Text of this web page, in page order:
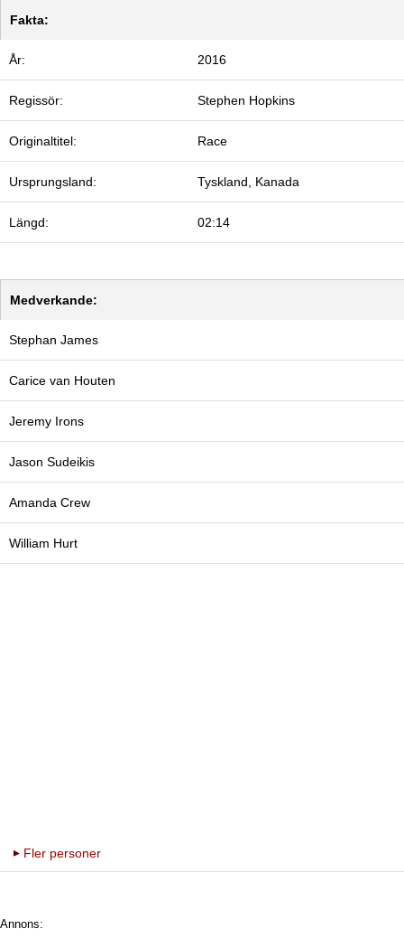
Fakta:
År: 2016
Regissör: Stephen Hopkins
Originaltitel: Race
Ursprungsland: Tyskland, Kanada
Längd: 02:14
Medverkande:
Stephan James
Carice van Houten
Jeremy Irons
Jason Sudeikis
Amanda Crew
William Hurt
Fler personer
Annons: